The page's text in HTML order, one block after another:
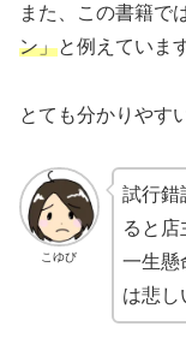
また、この書籍で
ン」と例えていま
とても分かりやす
こゆび
試行錯
ると店
一生懸
は悲し